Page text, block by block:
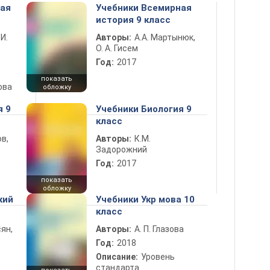
показать
обложку
Учебники Всемирная
история 9 класс
Авторы: А.А. Мартынюк,
О. А. Гисем
Год: 2017
9
показать
обложку
Учебники Биология 9
класс
Авторы: К.М.
Задорожний
Год: 2017
Учебники Укр мова 10
класс
Авторы: А. П. Глазова
Год: 2018
Описание: Уровень
стандарта